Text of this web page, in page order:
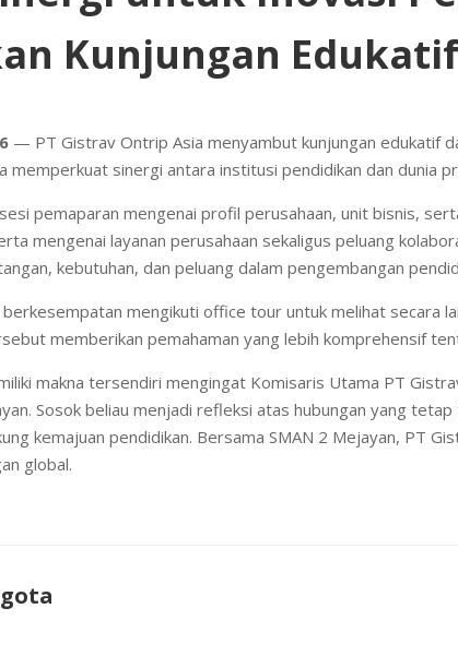
Kunjungan
— PT Gistrav Ontrip Asia menyambut kunjungan edukatif
memperkuat sinergi antara institusi pendidikan dan dunia
pemaparan mengenai profil perusahaan, unit bisnis,
mengenai layanan perusahaan sekaligus peluang
kebutuhan, dan peluang dalam pengembangan
mengikuti office tour untuk melihat secara
memberikan pemahaman yang lebih komprehensif
makna tersendiri mengingat Komisaris Utama PT
Sosok beliau menjadi refleksi atas hubungan yang
kemajuan pendidikan. Bersama SMAN 2 Mejayan, PT
global.
gota